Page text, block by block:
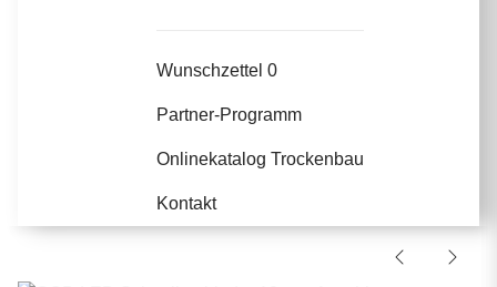
Wunschzettel 0
Partner-Programm
Onlinekatalog Trockenbau
Kontakt